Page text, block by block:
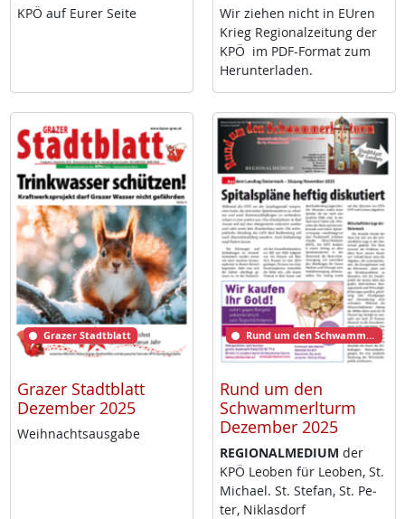
KPÖ auf Eu­rer Sei­te
Wir zie­hen nicht in EU­ren
Krieg Re­gio­nal­zei­tung der
KPÖ im PDF-For­mat zum
Her­un­ter­la­den.
Grazer Stadtblatt
Grazer Stadtblatt
Dezember 2025
Weih­nachts­aus­ga­be
Rund um den Schwammerlturm
Rund um den
Schwammerlturm
Dezember 2025
RE­GIO­NAL­ME­DI­UM der
KPÖ Leo­ben für Leo­ben, St.
Mi­cha­el. St. Ste­fan, St. Pe­
ter, Niklas­dorf